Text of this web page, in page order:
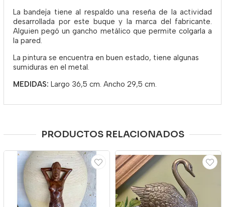
La bandeja tiene al respaldo una reseña de la actividad
desarrollada por este buque y la marca del fabricante.
Alguien pegó un gancho metálico que permite colgarla a
la pared.
La pintura se encuentra en buen estado, tiene algunas
sumiduras en el metal.
MEDIDAS: Largo 36,5 cm. Ancho 29,5 cm.
PRODUCTOS RELACIONADOS